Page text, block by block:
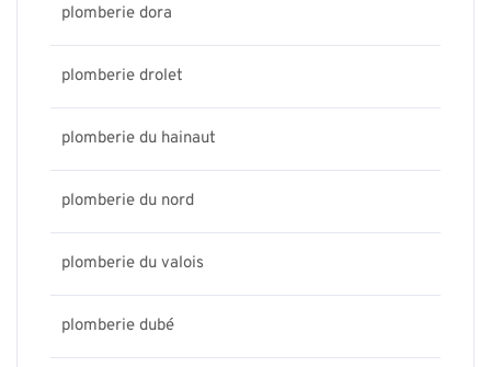
plomberie dora
plomberie drolet
plomberie du hainaut
plomberie du nord
plomberie du valois
plomberie dubé